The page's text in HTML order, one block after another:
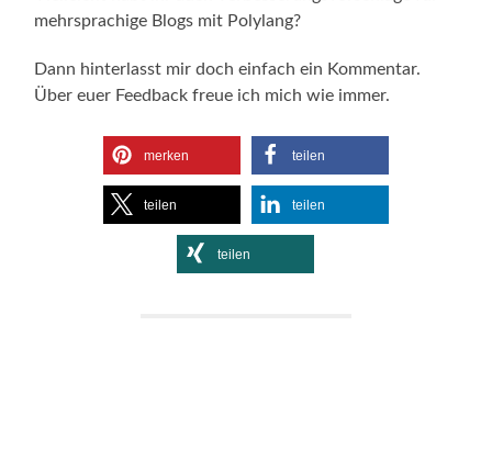
mehrsprachige Blogs mit Polylang?
Dann hinterlasst mir doch einfach ein Kommentar.
Über euer Feedback freue ich mich wie immer.
merken teilen
teilen teilen
teilen